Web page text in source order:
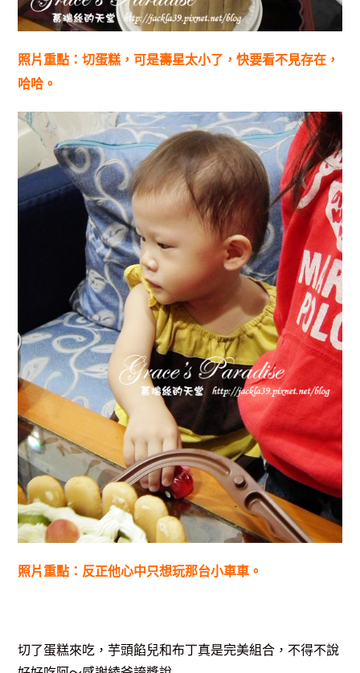
照片重點：切蛋糕，可是壽星太小了，快要看不見存在，
哈哈。
照片重點：反正他心中只想玩那台小車車。
切了蛋糕來吃，芋頭餡兒和布丁真是完美組合，不得不說